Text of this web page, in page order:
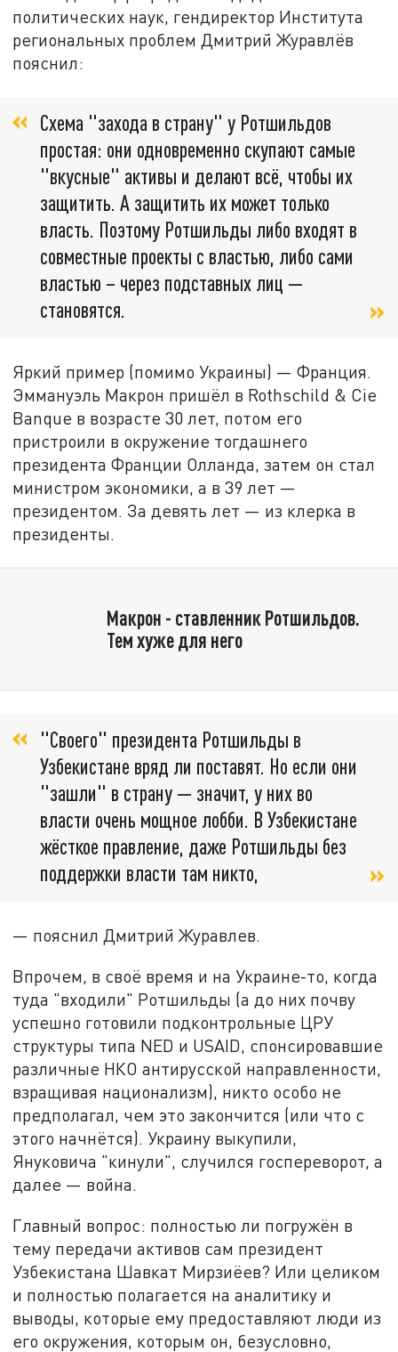
политических наук, гендиректор Института
региональных проблем Дмитрий Журавлёв
пояснил:
Схема "захода в страну" у Ротшильдов
простая: они одновременно скупают самые
"вкусные" активы и делают всё, чтобы их
защитить. А защитить их может только
власть. Поэтому Ротшильды либо входят в
совместные проекты с властью, либо сами
властью – через подставных лиц —
становятся.
Яркий пример (помимо Украины) — Франция.
Эммануэль Макрон пришёл в Rothschild & Cie
Banque в возрасте 30 лет, потом его
пристроили в окружение тогдашнего
президента Франции Олланда, затем он стал
министром экономики, а в 39 лет —
президентом. За девять лет — из клерка в
президенты.
Макрон - ставленник Ротшильдов.
Тем хуже для него
"Своего" президента Ротшильды в
Узбекистане вряд ли поставят. Но если они
"зашли" в страну — значит, у них во
власти очень мощное лобби. В Узбекистане
жёсткое правление, даже Ротшильды без
поддержки власти там никто,
— пояснил Дмитрий Журавлев.
Впрочем, в своё время и на Украине-то, когда
туда "входили" Ротшильды (а до них почву
успешно готовили подконтрольные ЦРУ
структуры типа NED и USAID, спонсировавшие
различные НКО антирусской направленности,
взращивая национализм), никто особо не
предполагал, чем это закончится (или что с
этого начнётся). Украину выкупили,
Януковича "кинули", случился госпереворот, а
далее — война.
Главный вопрос: полностью ли погружён в
тему передачи активов сам президент
Узбекистана Шавкат Мирзиёев? Или целиком
и полностью полагается на аналитику и
выводы, которые ему предоставляют люди из
его окружения, которым он, безусловно,